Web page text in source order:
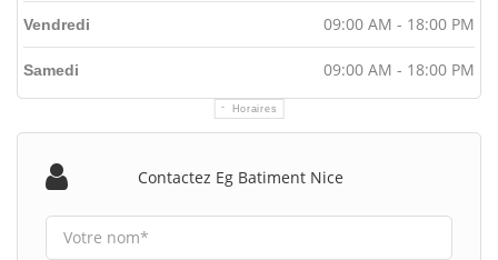
Horaires
Vendredi 09:00 AM - 18:00 PM
Samedi 09:00 AM - 18:00 PM
Contactez Eg Batiment Nice